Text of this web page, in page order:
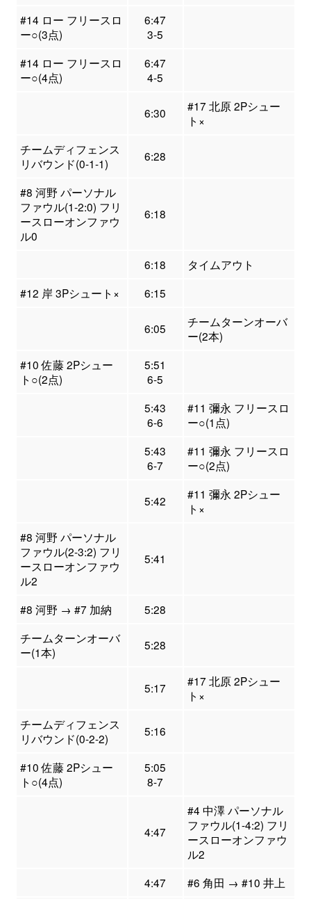
#14 ロー フリースロ
ー○(3点)
6:47
3-5
#14 ロー フリースロ
ー○(4点)
6:47
4-5
6:30
#17 北原 2Pシュー
ト×
チームディフェンス
リバウンド(0-1-1)
6:28
#8 河野 パーソナル
ファウル(1-2:0) フリ
ースローオンファウ
ル0
6:18
6:18
タイムアウト
#12 岸 3Pシュート×
6:15
6:05
チームターンオーバ
ー(2本)
#10 佐藤 2Pシュー
ト○(2点)
5:51
6-5
5:43
6-6
#11 彌永 フリースロ
ー○(1点)
5:43
6-7
#11 彌永 フリースロ
ー○(2点)
5:42
#11 彌永 2Pシュー
ト×
#8 河野 パーソナル
ファウル(2-3:2) フリ
ースローオンファウ
ル2
5:41
#8 河野 → #7 加納
5:28
チームターンオーバ
ー(1本)
5:28
5:17
#17 北原 2Pシュー
ト×
チームディフェンス
リバウンド(0-2-2)
5:16
#10 佐藤 2Pシュー
ト○(4点)
5:05
8-7
4:47
#4 中澤 パーソナル
ファウル(1-4:2) フリ
ースローオンファウ
ル2
4:47
#6 角田 → #10 井上